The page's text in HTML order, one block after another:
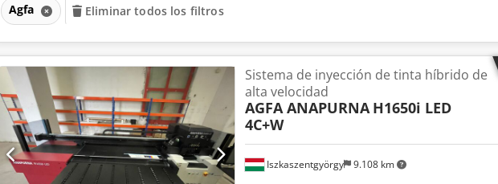
Agfa Eliminar todos los filtros
Iszkaszentgyörgy 9.108 km
Sistema de inyección de tinta híbrido de
alta velocidad
AGFA ANAPURNA H1650i LED
4C+W